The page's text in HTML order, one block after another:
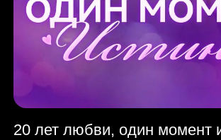
20 лет любви, один момент